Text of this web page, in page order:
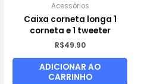
Acessórios
Caixa corneta longa 1
corneta e 1 tweeter
R$49.90
ADICIONAR AO
CARRINHO